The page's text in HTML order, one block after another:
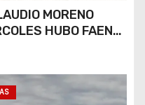
MORENO
HUBO FAENA